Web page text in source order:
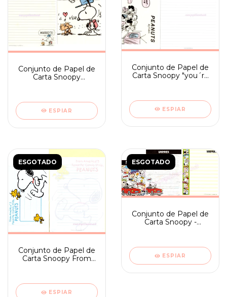
Conjunto de Papel de
Carta Snoopy
ESPIAR
Conjunto de Papel de
Carta Snoopy "you´re
ESPIAR
ESGOTADO
Conjunto de Papel de
Carta Snoopy From
ESPIAR
ESGOTADO
Conjunto de Papel de
Carta Snoopy -
- ano 2012
ESPIAR